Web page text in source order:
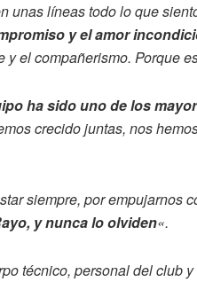
unas líneas todo lo que
y el amor
y el compañerismo. Porque
ha sido uno de los
crecido juntas, nos
siempre, por empujarnos
y nunca lo olviden«.
técnico, personal del club